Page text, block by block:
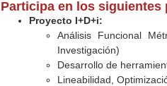
Participa en los siguientes
Proyecto I+D+i:
Análisis Funcional
Investigación)
Desarrollo de
Lineabilidad,